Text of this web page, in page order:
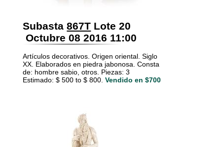
Subasta 867T Lote 20
Octubre 08 2016 11:00
Artículos decorativos. Origen oriental. Siglo
XX. Elaborados en piedra jabonosa. Consta
de: hombre sabio, otros. Piezas: 3
Estimado: $ 500 to $ 800. Vendido en $700